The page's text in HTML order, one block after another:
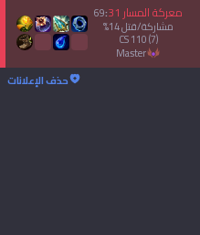
معركة المسار 31
:
69
مشاركة/قتل14
%
CS110(7)
master
حذف الإعلانات